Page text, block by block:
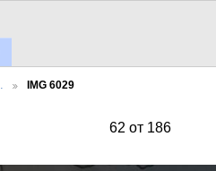
IMG 6029
62 от 186